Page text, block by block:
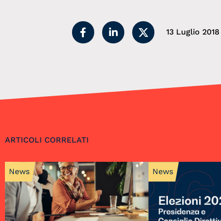
13 Luglio 2018
ARTICOLI CORRELATI
News News